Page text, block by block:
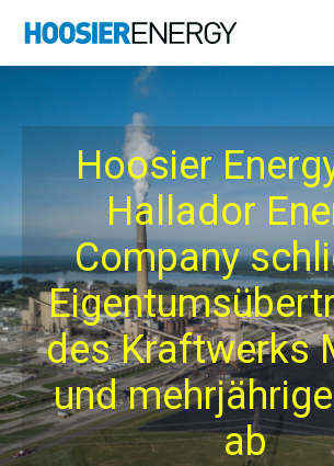
Hoosier
Hallador
Company
des Kraftwerks
und
ab